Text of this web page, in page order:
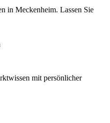
in Meckenheim. Lassen Sie
mit persönlicher